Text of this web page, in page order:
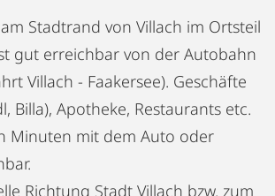
Stadtrand von Villach im Ortsteil
gut erreichbar von der Autobahn
Villach - Faakersee). Geschäfte
Billa), Apotheke, Restaurants etc.
Minuten mit dem Auto oder
Richtung Stadt Villach bzw. zum